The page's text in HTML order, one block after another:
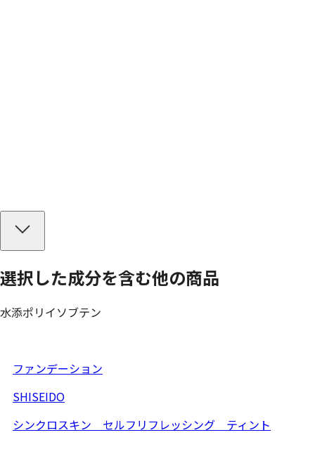
選択した成分を含む他の商品
水添ポリイソブテン
ファンデーション
SHISEIDO
シンクロスキン セルフリフレッシング ティント